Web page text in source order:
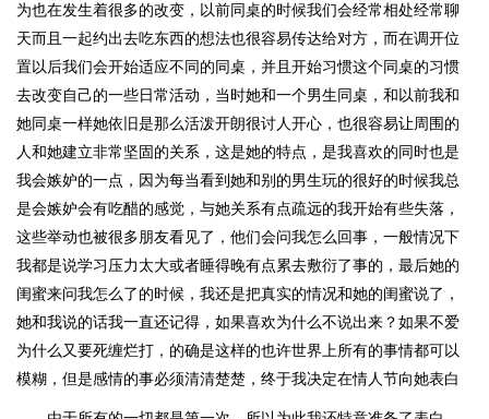
为也在发生着很多的改变，以前同桌的时候我们会经常相处经常聊
天而且一起约出去吃东西的想法也很容易传达给对方，而在调开位
置以后我们会开始适应不同的同桌，并且开始习惯这个同桌的习惯
去改变自己的一些日常活动，当时她和一个男生同桌，和以前我和
她同桌一样她依旧是那么活泼开朗很讨人开心，也很容易让周围的
人和她建立非常坚固的关系，这是她的特点，是我喜欢的同时也是
我会嫉妒的一点，因为每当看到她和别的男生玩的很好的时候我总
是会嫉妒会有吃醋的感觉，与她关系有点疏远的我开始有些失落，
这些举动也被很多朋友看见了，他们会问我怎么回事，一般情况下
我都是说学习压力太大或者睡得晚有点累去敷衍了事的，最后她的
闺蜜来问我怎么了的时候，我还是把真实的情况和她的闺蜜说了，
她和我说的话我一直还记得，如果喜欢为什么不说出来？如果不爱
为什么又要死缠烂打，的确是这样的也许世界上所有的事情都可以
模糊，但是感情的事必须清清楚楚，终于我决定在情人节向她表白